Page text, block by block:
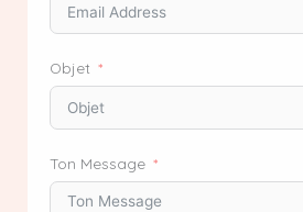
Objet
Ton Message